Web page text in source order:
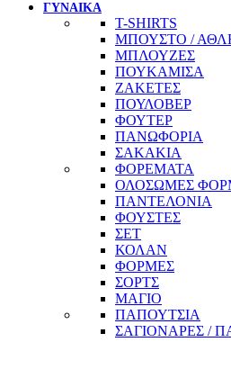
ΓΥΝΑΙΚΑ
T-SHIRTS
ΜΠΟΥΣΤΟ /
ΜΠΛΟΥΖΕΣ
ΠΟΥΚΑΜΙΣΑ
ΖΑΚΕΤΕΣ
ΠΟΥΛΟΒΕΡ
ΦΟΥΤΕΡ
ΠΑΝΩΦΟΡΙΑ
ΣΑΚΑΚΙΑ
ΦΟΡΕΜΑΤΑ
ΟΛΟΣΩΜΕΣ
ΠΑΝΤΕΛΟΝΙΑ
ΦΟΥΣΤΕΣ
ΣΕΤ
ΚΟΛΑΝ
ΦΟΡΜΕΣ
ΣΟΡΤΣ
ΜΑΓΙΟ
ΠΑΠΟΥΤΣΙΑ
ΣΑΓΙΟΝΑΡΕΣ /